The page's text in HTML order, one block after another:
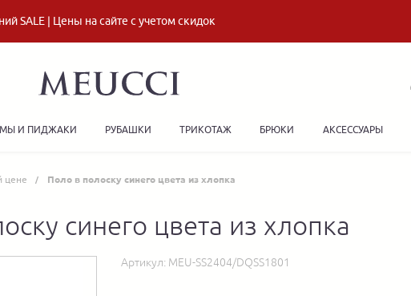
SALE | Цены на сайте с учетом скидок
И ПИДЖАКИ РУБАШКИ ТРИКОТАЖ БРЮКИ АКСЕССУАРЫ
цене Поло в полоску синего цвета из хлопка
синего цвета из хлопка
Артикул: MEU-SS2404/DQSS1801